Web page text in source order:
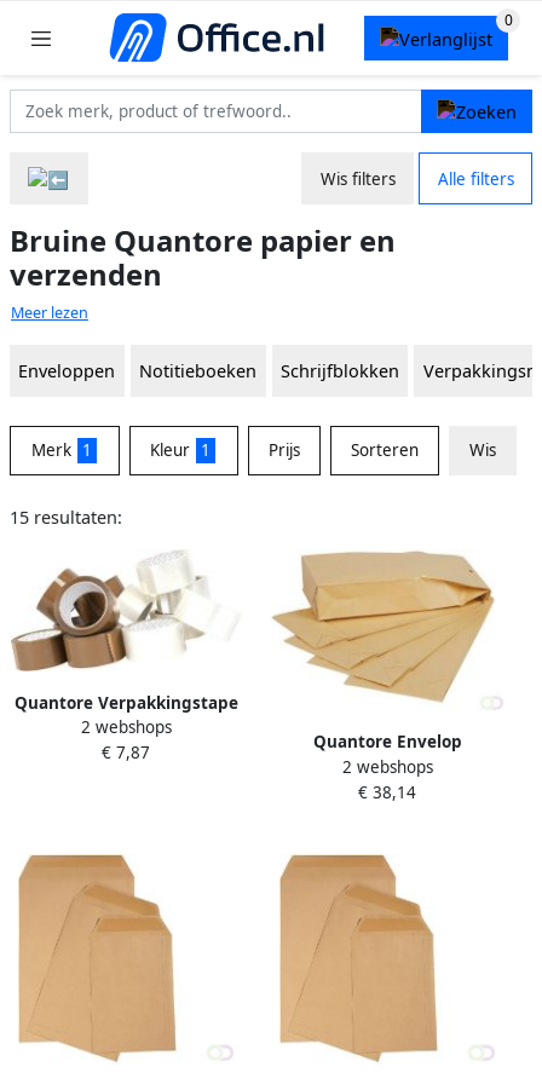
Wis filters Alle filters
Bruine Quantore papier en
verzenden
Meer lezen
Enveloppen Notitieboeken Schrijfblokken
Merk 1 Kleur 1 Prijs Sorteren Wis
15 resultaten:
Quantore Verpakkingstape
50mmx60m PP bruin 6
rollen
2 webshops
€ 7,87
Quantore Envelop
monsterzak 120x285x50mm
120gr m2 br 250 stuks
2 webshops
€ 38,14